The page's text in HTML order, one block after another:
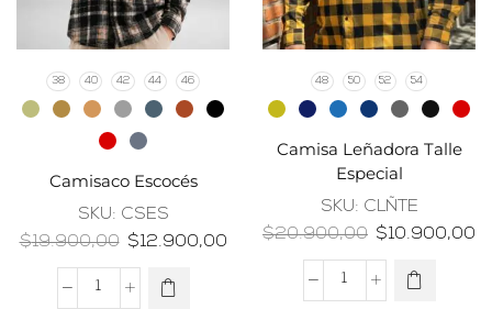
38 40 42 44 46
Camisaco Escocés
SKU: CSES
$19.900,00 $12.900,00
48 50 52 54
Camisa Leñadora Talle
Especial
SKU: CLÑTE
$20.900,00 $10.900,00